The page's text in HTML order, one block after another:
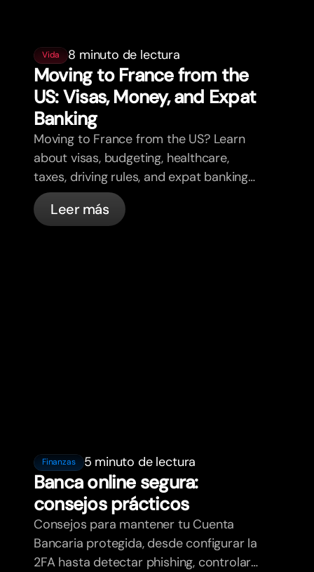
Vida 8 minuto de lectura
Moving to France from the
US: Visas, Money, and Expat
Banking
Moving to France from the US? Learn
about visas, budgeting, healthcare,
taxes, driving rules, and expat banking
in France with bunq.
Leer más
Finanzas 5 minuto de lectura
Banca online segura:
consejos prácticos
Consejos para mantener tu Cuenta
Bancaria protegida, desde configurar la
2FA hasta detectar phishing, controlar